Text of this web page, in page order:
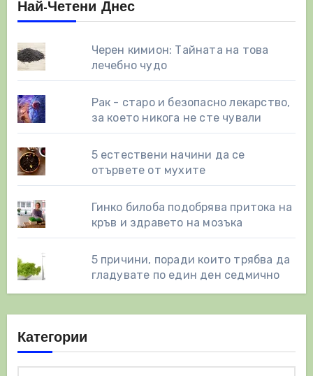
Най-Четени Днес
Черен кимион: Тайната на това
лечебно чудо
Рак - старо и безопасно лекарство,
за което никога не сте чували
5 естествени начини да се
отървете от мухите
Гинко билоба подобрява притока на
кръв и здравето на мозъка
5 причини, поради които трябва да
гладувате по един ден седмично
Категории